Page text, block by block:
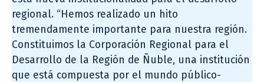
regional. “Hemos realizado un hito
tremendamente importante para nuestra región.
Constituimos la Corporación Regional para el
Desarrollo de la Región de Ñuble, una institución
que está compuesta por el mundo público-